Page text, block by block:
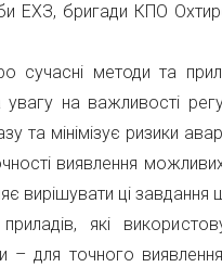
ЕХЗ, бригади КПО
сучасні методи та
на важливості
мінімізує ризики
виявлення можливих
вирішувати ці завдання
які
– для точного